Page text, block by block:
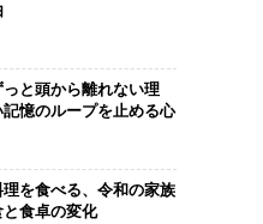
っと頭から離れない理
憶のループを止める心
を食べる、令和の家族
食卓の変化